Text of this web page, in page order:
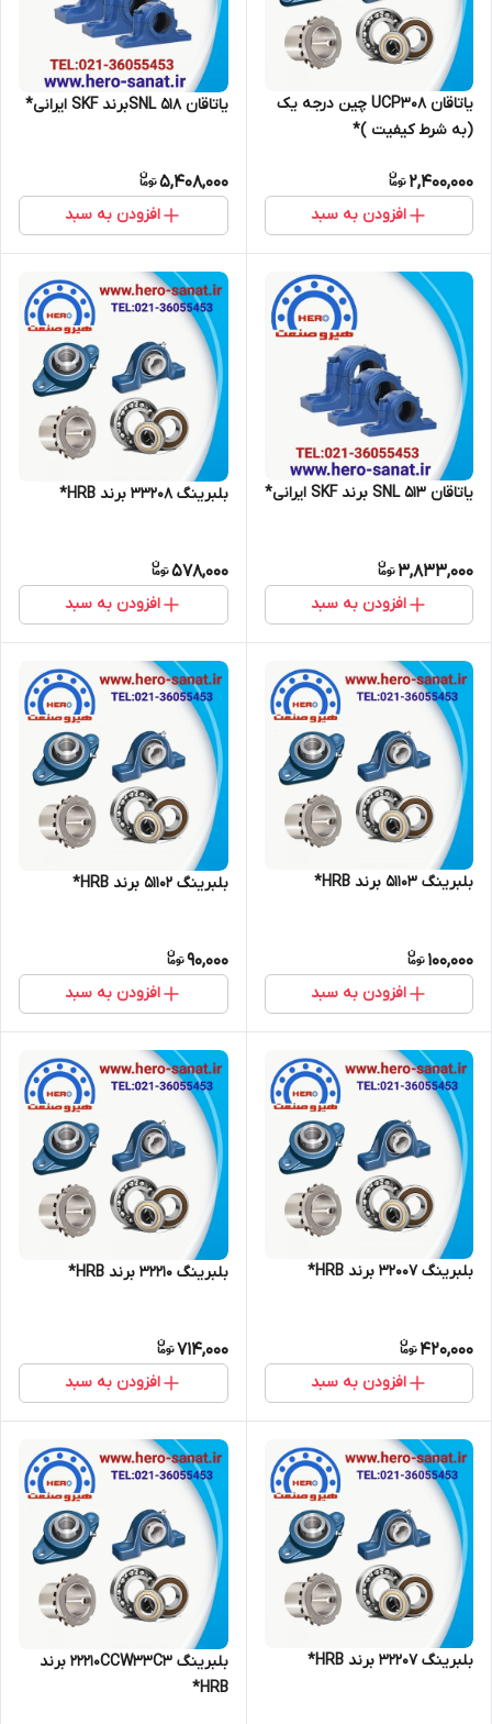
یاتاقان UCP308 چین درجه یک
(به شرط کیفیت )*
2,400,000
افزودن به سبد
یاتاقان SNL 518برند SKF ایرانی*
5,408,000
افزودن به سبد
یاتاقان SNL 513 برند SKF ایرانی*
3,833,000
افزودن به سبد
بلبرینگ 33208 برند HRB*
578,000
افزودن به سبد
بلبرینگ 51103 برند HRB*
100,000
افزودن به سبد
بلبرینگ 51102 برند HRB*
90,000
افزودن به سبد
بلبرینگ 32007 برند HRB*
420,000
افزودن به سبد
بلبرینگ 32210 برند HRB*
714,000
افزودن به سبد
بلبرینگ 32207 برند HRB*
بلبرینگ 22210CCW33C3 برند
HRB*